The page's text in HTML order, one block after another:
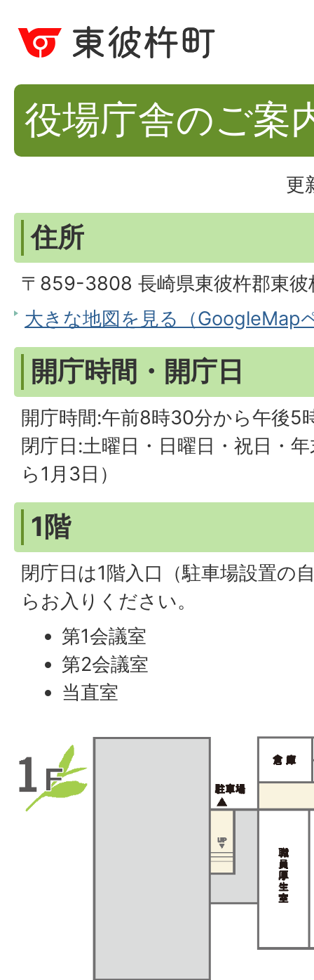
役場庁舎のご案
更
住所
〒859-3808 長崎県東彼杵郡東
大きな地図を見る（GoogleMap
開庁時間・開庁日
開庁時間:午前8時30分から午後5
閉庁日:土曜日・日曜日・祝日・
ら1月3日）
1階
閉庁日は1階入口（駐車場設置の
らお入りください。
第1会議室
第2会議室
当直室